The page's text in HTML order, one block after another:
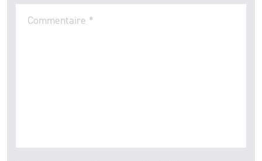
Commentaire *